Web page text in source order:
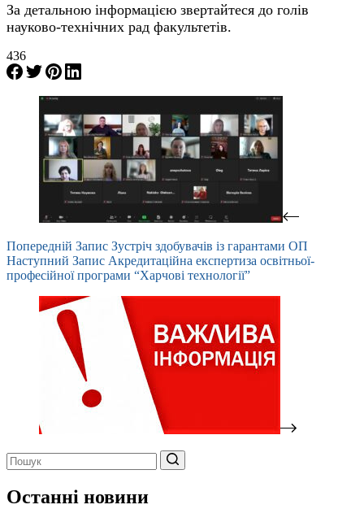
За детальною інформацією звертайтеся до голів
науково-технічних рад факультетів.
436
Попередній Запис Зустріч здобувачів із гарантами ОП
Наступний Запис Акредитаційна експертиза освітньої-
професійної програми “Харчові технології”
результатів
Останні новини